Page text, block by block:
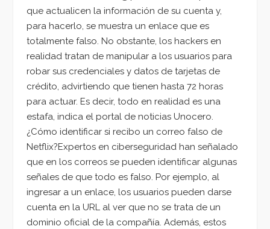
que actualicen la información de su cuenta y,
para hacerlo, se muestra un enlace que es
totalmente falso. No obstante, los hackers en
realidad tratan de manipular a los usuarios para
robar sus credenciales y datos de tarjetas de
crédito, advirtiendo que tienen hasta 72 horas
para actuar. Es decir, todo en realidad es una
estafa, indica el portal de noticias Unocero.
¿Cómo identificar si recibo un correo falso de
Netflix?Expertos en ciberseguridad han señalado
que en los correos se pueden identificar algunas
señales de que todo es falso. Por ejemplo, al
ingresar a un enlace, los usuarios pueden darse
cuenta en la URL al ver que no se trata de un
dominio oficial de la compañía. Además, estos